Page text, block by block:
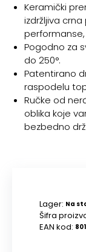
Keramički
izdržljiva
Pogodno za
do 250°.
Patentirano
raspodelu
Ručke od
oblika koje
bezbedno
Lager: Na
Šifra
EAN kod: